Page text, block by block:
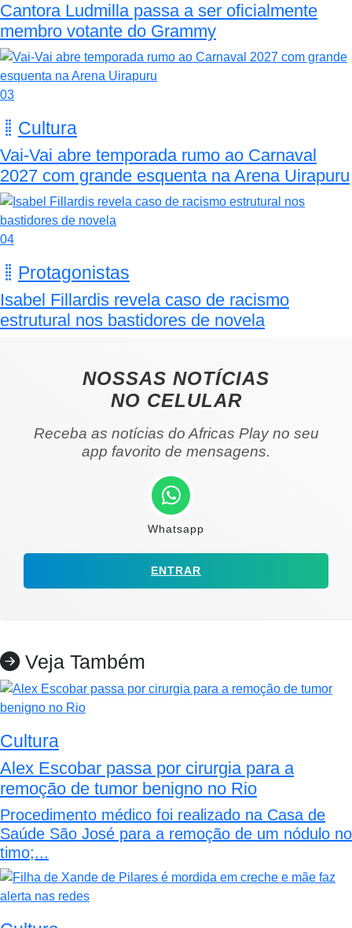
Cantora Ludmilla passa a ser oficialmente
membro votante do Grammy
03
Cultura
Vai-Vai abre temporada rumo ao Carnaval
2027 com grande esquenta na Arena Uirapuru
04
Protagonistas
Isabel Fillardis revela caso de racismo
estrutural nos bastidores de novela
NOSSAS NOTÍCIAS
NO CELULAR
Receba as notícias do Africas Play no seu
app favorito de mensagens.
Whatsapp
ENTRAR
Veja Também
Cultura
Alex Escobar passa por cirurgia para a
remoção de tumor benigno no Rio
Procedimento médico foi realizado na Casa de
Saúde São José para a remoção de um nódulo no
timo;...